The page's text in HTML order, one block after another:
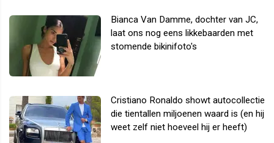
Bianca Van Damme, dochter van JC,
laat ons nog eens likkebaarden met
stomende bikinifoto's
Cristiano Ronaldo showt autocollectie
die tientallen miljoenen waard is (en hij
weet zelf niet hoeveel hij er heeft)